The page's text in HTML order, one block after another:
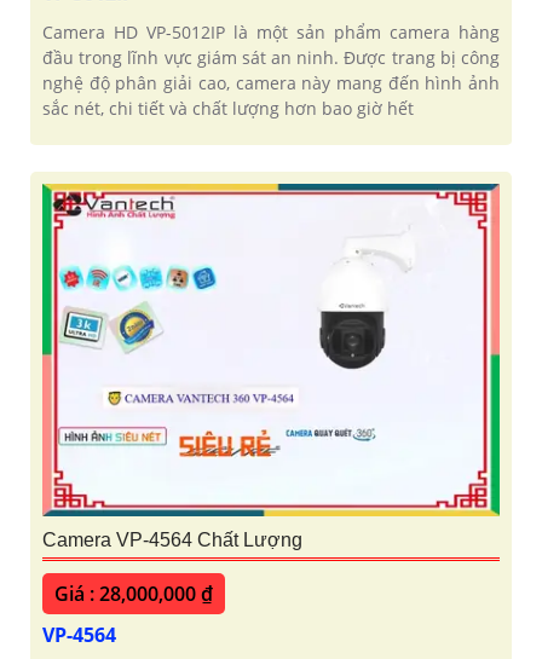
Camera HD VP-5012IP là một sản phẩm camera hàng
đầu trong lĩnh vực giám sát an ninh. Được trang bị công
nghệ độ phân giải cao, camera này mang đến hình ảnh
sắc nét, chi tiết và chất lượng hơn bao giờ hết
Camera VP-4564 Chất Lượng
Giá : 28,000,000 ₫
VP-4564